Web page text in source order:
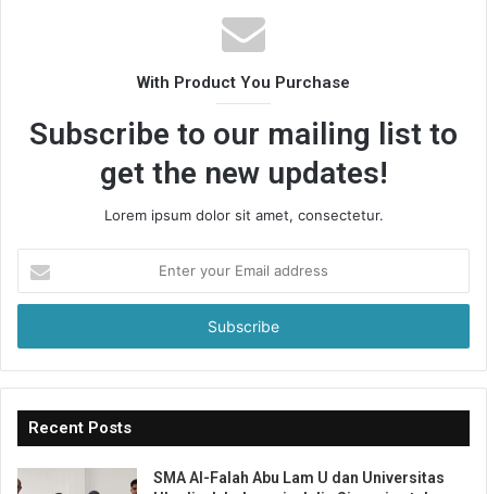
With Product You Purchase
Subscribe to our mailing list to
get the new updates!
Lorem ipsum dolor sit amet, consectetur.
your
Email
Recent Posts
SMA Al-Falah Abu Lam U dan Universitas